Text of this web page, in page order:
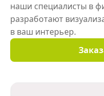
наши специалисты в
разработают
в ваш интерьер.